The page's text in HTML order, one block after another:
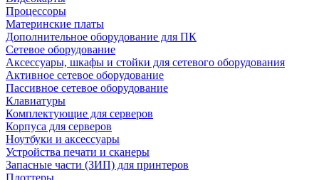
Процессоры
Материнские платы
Дополнительное оборудование для ПК
Сетевое оборудование
Аксессуары, шкафы и стойки для сетевого оборудования
Активное сетевое оборудование
Пассивное сетевое оборудование
Клавиатуры
Комплектующие для серверов
Корпуса для серверов
Ноутбуки и аксессуары
Устройства печати и сканеры
Запасные части (ЗИП) для принтеров